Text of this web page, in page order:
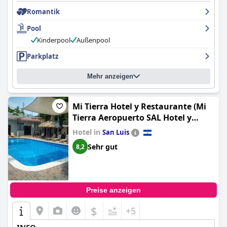
Romantik
Pool
Kinderpool
Außenpool
Parkplatz
Mehr anzeigen
Mi Tierra Hotel y Restaurante (Mi
Tierra Aeropuerto SAL Hotel y
Restaurante)
Hotel in San Luis
8,2 Sehr gut
Preise anzeigen
$ +5